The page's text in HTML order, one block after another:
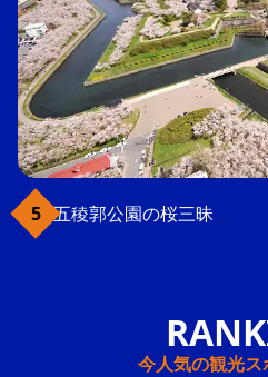
五稜郭公園の桜三昧
今人気の観光ス